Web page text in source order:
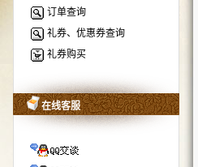
订单查询
礼券、优惠券查询
礼券购买
在线客服